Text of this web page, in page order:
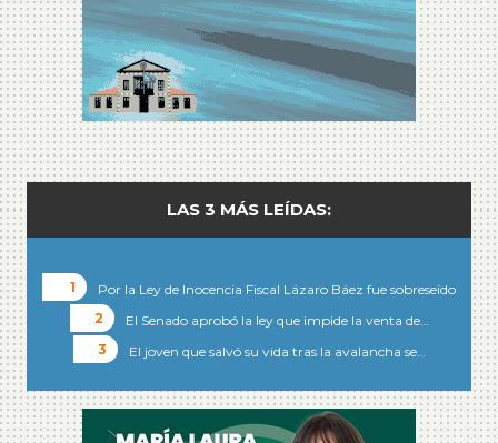
LAS 3 MÁS LEÍDAS:
Por la Ley de Inocencia Fiscal Lázaro Báez fue sobreseído
El Senado aprobó la ley que impide la venta de…
El joven que salvó su vida tras la avalancha se…